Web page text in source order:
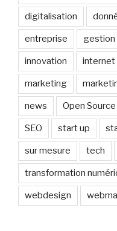
digitalisation
entreprise gestion
innovation internet
marketing
news Open Source
SEO start up
sur mesure tech
transformation
webdesign